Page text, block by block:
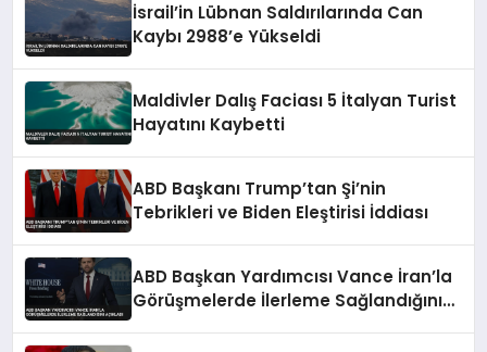
İsrail’in Lübnan Saldırılarında Can
Kaybı 2988’e Yükseldi
Maldivler Dalış Faciası 5 İtalyan Turist
Hayatını Kaybetti
ABD Başkanı Trump’tan Şi’nin
Tebrikleri ve Biden Eleştirisi İddiası
ABD Başkan Yardımcısı Vance İran’la
Görüşmelerde İlerleme Sağlandığını